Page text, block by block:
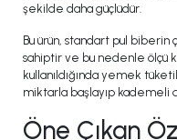
şekilde daha güçlüdür.
Bu ürün, standart pul
sahiptir ve bu nedenle ölçü
kullanıldığında yemek
miktarla başlayıp kademeli
Öne Çıkan